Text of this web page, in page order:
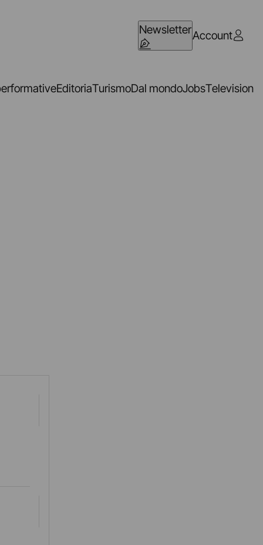
NewsletterAccount
EditoriaTurismoDal mondoJobsTelevision